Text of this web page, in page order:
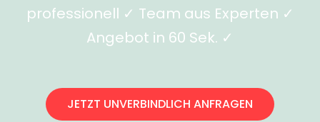
professionell ✓ Team aus Experten ✓
Angebot in 60 Sek. ✓
JETZT UNVERBINDLICH ANFRAGEN